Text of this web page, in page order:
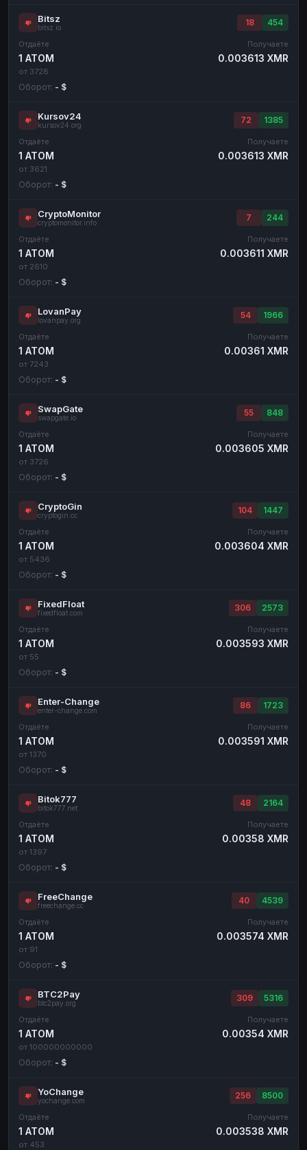
Bitsz
bitsz.io
18 454
Отдаёте
1 ATOM
от 3728
Получаете
0.003613 XMR
Оборот: - $
Kursov24
kursov24.org
72 1385
Отдаёте
1 ATOM
от 3621
Получаете
0.003613 XMR
Оборот: - $
CryptoMonitor
cryptomonitor.info
7 244
Отдаёте
1 ATOM
от 2610
Получаете
0.003611 XMR
Оборот: - $
LovanPay
lovanpay.org
54 1966
Отдаёте
1 ATOM
от 7243
Получаете
0.00361 XMR
Оборот: - $
SwapGate
swapgate.io
55 848
Отдаёте
1 ATOM
от 3726
Получаете
0.003605 XMR
Оборот: - $
CryptoGin
cryptogin.cc
104 1447
Отдаёте
1 ATOM
от 5436
Получаете
0.003604 XMR
Оборот: - $
FixedFloat
fixedfloat.com
306 2573
Отдаёте
1 ATOM
от 55
Получаете
0.003593 XMR
Оборот: - $
Enter-Change
enter-change.com
86 1723
Отдаёте
1 ATOM
от 1370
Получаете
0.003591 XMR
Оборот: - $
Bitok777
bitok777.net
48 2164
Отдаёте
1 ATOM
от 1397
Получаете
0.00358 XMR
Оборот: - $
FreeChange
freechange.cc
40 4539
Отдаёте
1 ATOM
от 91
Получаете
0.003574 XMR
Оборот: - $
BTC2Pay
btc2pay.org
309 5316
Отдаёте
1 ATOM
от 100000000000
Получаете
0.00354 XMR
Оборот: - $
YoChange
yochange.com
256 8500
Отдаёте
1 ATOM
от 453
Получаете
0.003538 XMR